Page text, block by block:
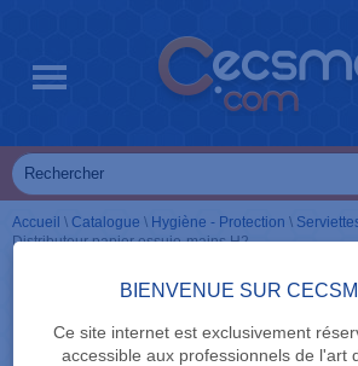
BIENVENUE SUR
Ce site internet est exclusivement
accessible aux professionnels de l'art
Accueil \ Catalogue \ Hygiène - Protection \
Distributeur papier essuie-mains H2